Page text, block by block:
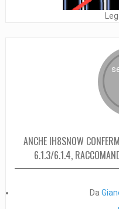
ANCHE IH8SN0W
6.1.3/6.1.4,
Da